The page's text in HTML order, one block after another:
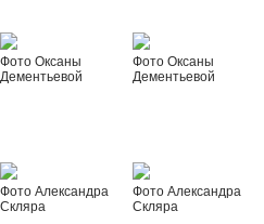
Фото Оксаны
Дементьевой
Фото Оксаны
Дементьевой
Фото Александра
Скляра
Фото Александра
Скляра